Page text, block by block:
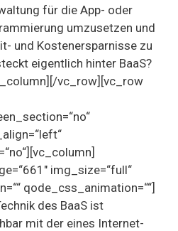
für die App- oder
umzusetzen und
und Kostenersparnisse zu
eigentlich hinter BaaS?
vc_row][vc_row
img_size=“full“
qode_css_animation=““]
des BaaS ist
mit der eines Internet-